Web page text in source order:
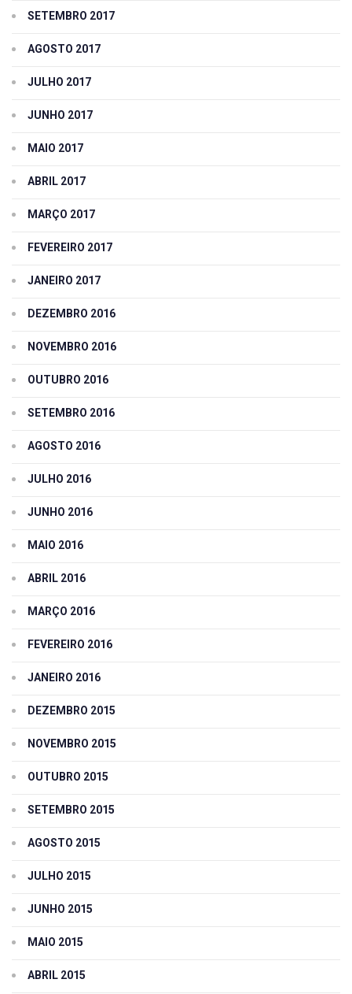
SETEMBRO 2017
AGOSTO 2017
JULHO 2017
JUNHO 2017
MAIO 2017
ABRIL 2017
MARÇO 2017
FEVEREIRO 2017
JANEIRO 2017
DEZEMBRO 2016
NOVEMBRO 2016
OUTUBRO 2016
SETEMBRO 2016
AGOSTO 2016
JULHO 2016
JUNHO 2016
MAIO 2016
ABRIL 2016
MARÇO 2016
FEVEREIRO 2016
JANEIRO 2016
DEZEMBRO 2015
NOVEMBRO 2015
OUTUBRO 2015
SETEMBRO 2015
AGOSTO 2015
JULHO 2015
JUNHO 2015
MAIO 2015
ABRIL 2015